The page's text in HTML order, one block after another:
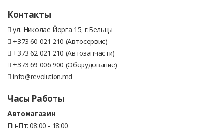
Контакты
ул. Николае Йорга 15, г.Бельцы
+373 60 021 210 (Автосервис)
+373 62 021 210 (Автозапчасти)
+373 69 006 900 (Оборудование)
info@revolution.md
Часы Работы
Автомагазин
Пн-Пт: 08:00 - 18:00